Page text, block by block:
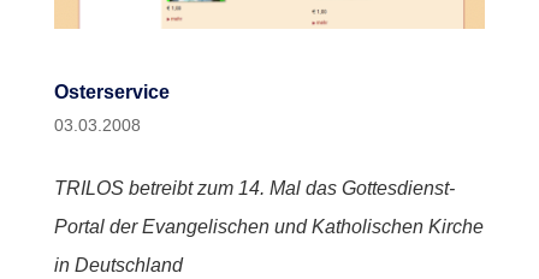
Osterservice
03.03.2008
TRILOS betreibt zum 14. Mal das Gottesdienst-
Portal der Evangelischen und Katholischen Kirche
in Deutschland